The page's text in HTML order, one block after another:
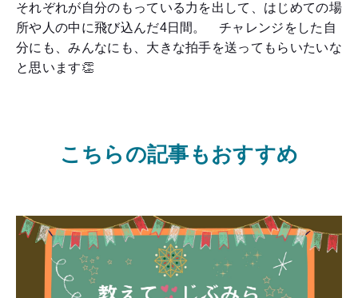
それぞれが自分のもっている力を出して、はじめての場
所や人の中に飛び込んだ4日間。 チャレンジをした自
分にも、みんなにも、大きな拍手を送ってもらいたいな
と思います👏
こちらの記事もおすすめ